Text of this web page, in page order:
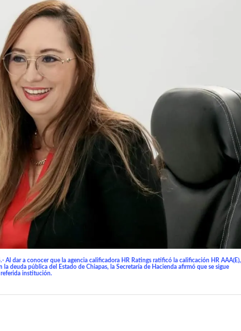
Al dar a conocer que la agencia calificadora HR Ratings ratificó la calificación HR AAA(E),
deuda pública del Estado de Chiapas, la Secretaría de Hacienda afirmó que se sigue
referida institución.